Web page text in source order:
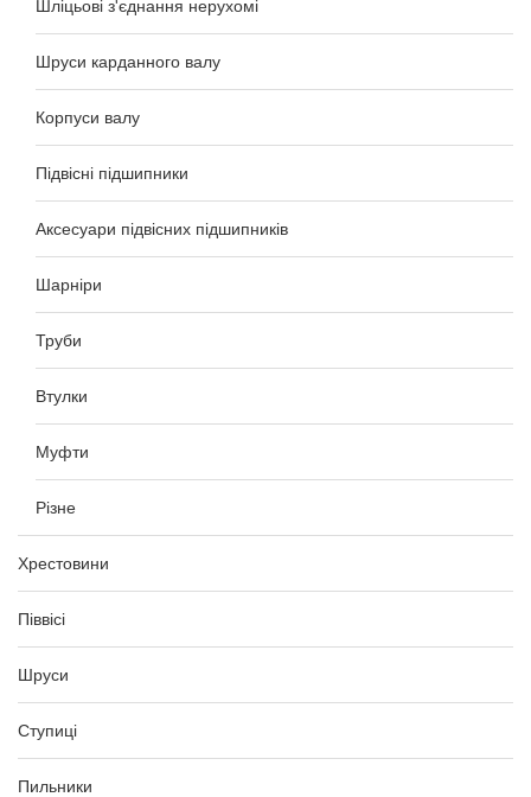
Шліцьові з'єднання нерухомі
Шруси карданного валу
Корпуси валу
Підвісні підшипники
Аксесуари підвісних підшипників
Шарніри
Труби
Втулки
Муфти
Різне
Хрестовини
Піввісі
Шруси
Ступиці
Пильники